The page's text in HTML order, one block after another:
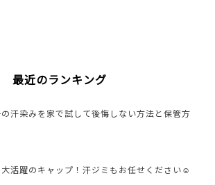
最近のランキング
汗染みを家で試して後悔しない方法と保管方
活躍のキャップ！汗ジミもお任せください☺